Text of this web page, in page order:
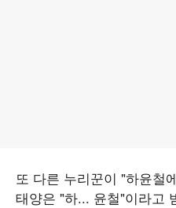
또 다른 누리꾼이 "하윤철
태양은 "하... 윤철"이라고